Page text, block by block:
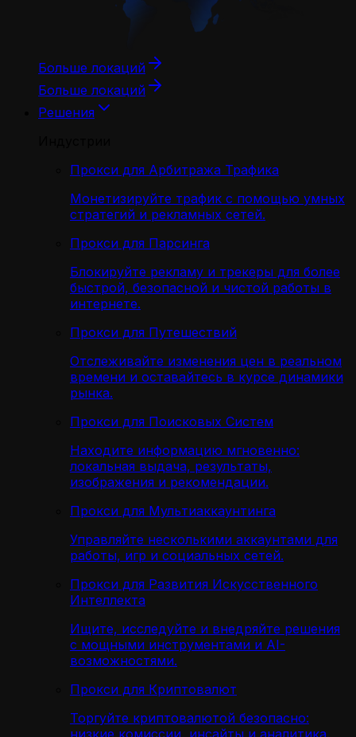
Больше локаций
Больше локаций
Решения
Прокси для Арбитража Трафика
Монетизируйте трафик с помощью умных
стратегий и рекламных сетей.
Прокси для Парсинга
Блокируйте рекламу и трекеры для более
быстрой, безопасной и чистой работы в
интернете.
Прокси для Путешествий
Отслеживайте изменения цен в реальном
времени и оставайтесь в курсе динамики
рынка.
Прокси для Поисковых Систем
Находите информацию мгновенно:
локальная выдача, результаты,
изображения и рекомендации.
Прокси для Мультиаккаунтинга
Управляйте несколькими аккаунтами для
работы, игр и социальных сетей.
Прокси для Развития Искусственного
Интеллекта
Ищите, исследуйте и внедряйте решения
с мощными инструментами и AI-
возможностями.
Прокси для Криптовалют
Торгуйте криптовалютой безопасно:
низкие комиссии, инсайты и аналитика.